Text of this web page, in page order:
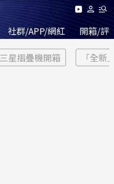
社群/APP/網紅 開箱/評
三星摺疊機開箱 「全新